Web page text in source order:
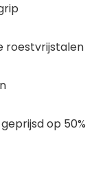
roestvrijstalen
op 50%